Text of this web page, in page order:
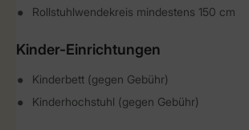
Rollstuhlwendekreis mindestens 150 cm
Kinder-Einrichtungen
Kinderbett (gegen Gebühr)
Kinderhochstuhl (gegen Gebühr)